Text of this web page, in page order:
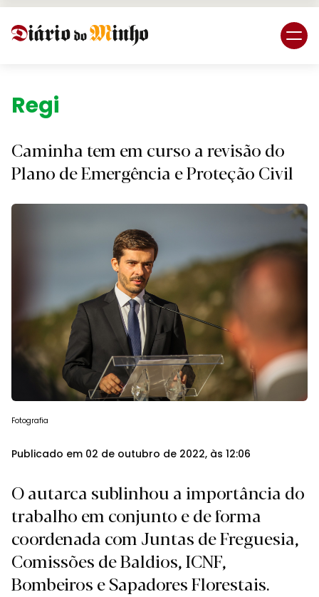
Região.
Caminha tem em curso a revisão do
Plano de Emergência e Proteção Civil
Fotografia
Publicado em 02 de outubro de 2022, às 12:06
O autarca sublinhou a importância do
trabalho em conjunto e de forma
coordenada com Juntas de Freguesia,
Comissões de Baldios, ICNF,
Bombeiros e Sapadores Florestais.